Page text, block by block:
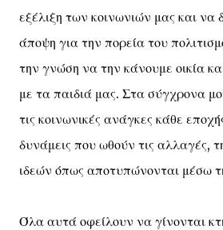
εξέλιξη των κοινωνιών μας και να
άποψη για την πορεία του
την γνώση να την κάνουμε οικία
με τα παιδιά μας. Στα σύγχρονα
τις κοινωνικές ανάγκες κάθε
δυνάμεις που ωθούν τις αλλαγές,
ιδεών όπως αποτυπώνονται μέσω
Όλα αυτά οφείλουν να γίνονται